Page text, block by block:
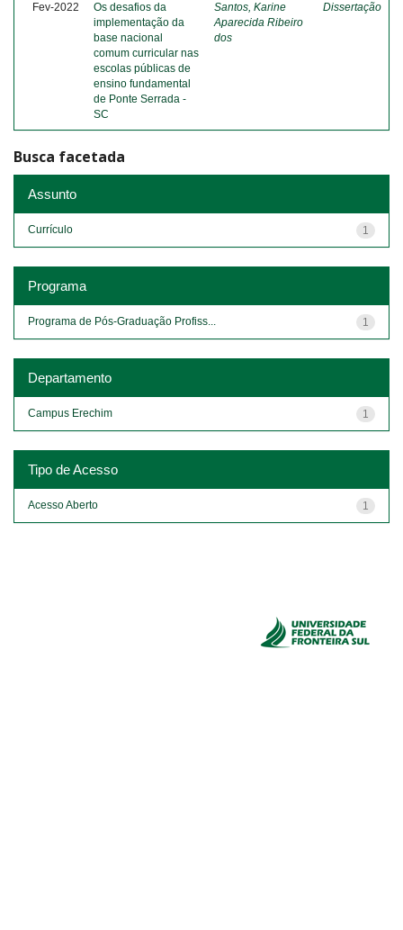
Fev-2022
Os desafios da
implementação da
base nacional
comum curricular nas
escolas públicas de
ensino fundamental
de Ponte Serrada -
SC
Santos, Karine
Aparecida Ribeiro
dos
Dissertação
Busca facetada
Assunto
1
Currículo
Programa
1
Programa de Pós-Graduação Profiss...
Departamento
1
Campus Erechim
Tipo de Acesso
1
Acesso Aberto